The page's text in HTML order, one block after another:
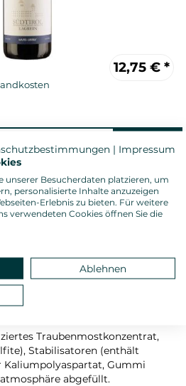
12,75 € *
Südtirol
Traubenmostkonzentrat,
Stabilisatoren (enthält
Kaliumpolyaspartat, Gummi
abgefüllt.
| Impressum
unserer Besucherdaten platzieren, um
personalisierte Inhalte anzuzeigen
Erlebnis zu bieten. Für weitere
verwendeten Cookies öffnen Sie die
Ablehnen